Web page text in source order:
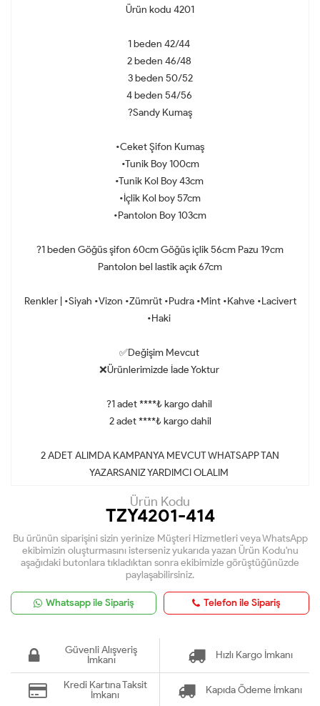
Ürün kodu 4201
1 beden 42/44
2 beden 46/48
3 beden 50/52
4 beden 54/56
?Sandy Kumaş
•Ceket Şifon Kumaş
•Tunik Boy 100cm
•Tunik Kol Boy 43cm
•İçlik Kol boy 57cm
•Pantolon Boy 103cm
?1 beden Göğüs şifon 60cm Göğüs içlik 56cm Pazu 19cm
Pantolon bel lastik açık 67cm
Renkler | •Siyah •Vizon •Zümrüt •Pudra •Mint •Kahve •Lacivert
•Haki
✅Değişim Mevcut
❌Ürünlerimizde İade Yoktur
?1 adet ****₺ kargo dahil
2 adet ****₺ kargo dahil
2 ADET ALIMDA KAMPANYA MEVCUT WHATSAPP TAN
YAZARSANIZ YARDIMCI OLALIM
Ürün Kodu
TZY4201-414
Bu ürünün siparişini sizin yerinize Müşteri Hizmetleri veya WhatsApp
ekibimizin oluşturmasını isterseniz yukarıda yazan Ürün Kodu'nu
aşağıdaki butonlara tıkladıktan sonra ekibimizle görüştüğünüzde
paylaşabilirsiniz.
Whatsapp ile Sipariş Telefon ile Sipariş
Güvenli Alışveriş
İmkanı
Hızlı Kargo İmkanı
Kredi Kartına Taksit
İmkanı
Kapıda Ödeme İmkanı